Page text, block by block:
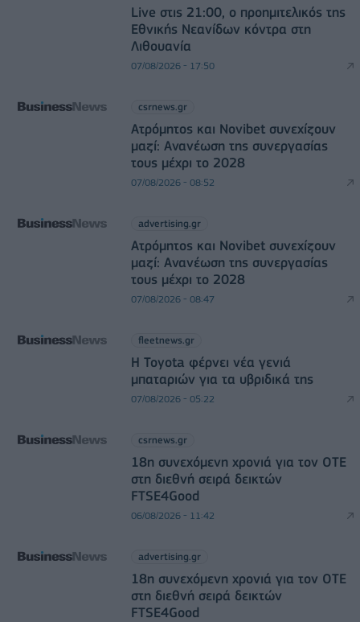
Live στις 21:00, ο προημιτελικός της
Εθνικής Νεανίδων κόντρα στη
Λιθουανία
07/08/2026 - 17:50
csrnews.gr
Ατρόμητος και Novibet συνεχίζουν
μαζί: Ανανέωση της συνεργασίας
τους μέχρι το 2028
07/08/2026 - 08:52
advertising.gr
Ατρόμητος και Novibet συνεχίζουν
μαζί: Ανανέωση της συνεργασίας
τους μέχρι το 2028
07/08/2026 - 08:47
fleetnews.gr
Η Toyota φέρνει νέα γενιά
μπαταριών για τα υβριδικά της
07/08/2026 - 05:22
csrnews.gr
18η συνεχόμενη χρονιά για τον ΟΤΕ
στη διεθνή σειρά δεικτών
FTSE4Good
06/08/2026 - 11:42
advertising.gr
18η συνεχόμενη χρονιά για τον ΟΤΕ
στη διεθνή σειρά δεικτών
FTSE4Good